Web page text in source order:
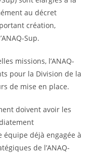
au décret
création,
Sup.
missions, l’ANAQ-
pour la Division de la
de mise en place.
doivent avoir les
équipe déjà engagée à
de l’ANAQ-